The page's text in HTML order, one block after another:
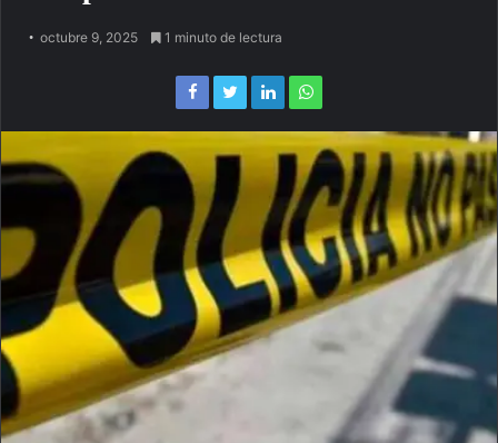
octubre 9, 2025 1 minuto de lectura